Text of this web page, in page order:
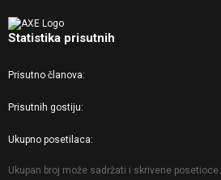
Statistika prisutnih
Prisutno članova
Prisutnih gostiju
Ukupno posetilaca
Ukupan broj može sadržati i skrivene posetioce.